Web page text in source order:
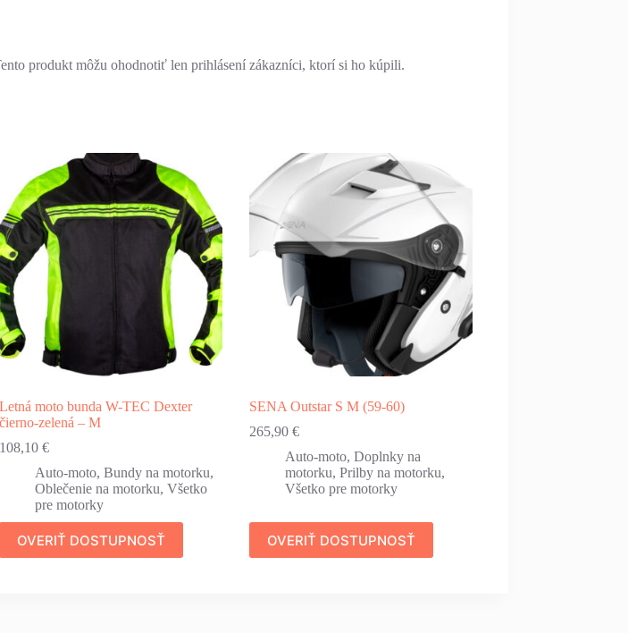
produkt môžu ohodnotiť len prihlásení zákazníci, ktorí si ho kúpili.
Letná moto bunda W-TEC Dexter
čierno-zelená – M
108,10 €
Auto-moto, Bundy na motorku,
Oblečenie na motorku, Všetko
pre motorky
OVERIŤ DOSTUPNOSŤ
SENA Outstar S M (59-60)
265,90 €
Auto-moto, Doplnky na
motorku, Prilby na motorku,
Všetko pre motorky
OVERIŤ DOSTUPNOSŤ